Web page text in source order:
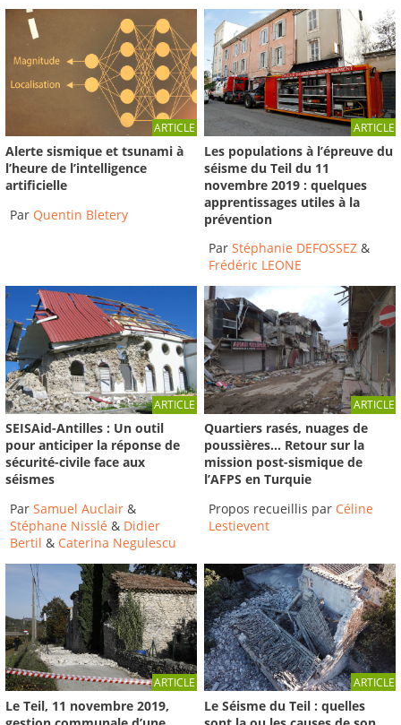
ARTICLE
Alerte sismique et tsunami à
l’heure de l’intelligence
artificielle
Par Quentin Bletery
ARTICLE
Les populations à l’épreuve du
séisme du Teil du 11
novembre 2019 : quelques
apprentissages utiles à la
prévention
ParStéphanie DEFOSSEZ &
Frédéric LEONE
ARTICLE
SEISAid-Antilles : Un outil
pour anticiper la réponse de
sécurité-civile face aux
séismes
Par Samuel Auclair &
Stéphane Nisslé & Didier
Bertil & Caterina Negulescu
ARTICLE
Quartiers rasés, nuages de
poussières… Retour sur la
mission post-sismique de
l’AFPS en Turquie
Propos recueillis par Céline
Lestievent
ARTICLE
Le Teil, 11 novembre 2019,
ARTICLE
Le Séisme du Teil : quelles